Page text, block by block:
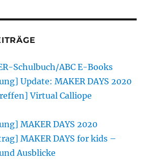
Schulbuch/ABC E-Books
Update: MAKER DAYS 2020
Virtual Calliope
MAKER DAYS 2020
MAKER DAYS for kids –
Ausblicke